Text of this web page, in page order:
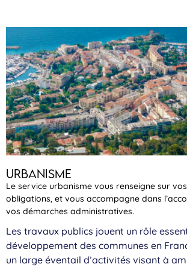
Urbanisme
Le service urbanisme vous renseigne sur
obligations, et vous accompagne dans
vos démarches administratives.
Les travaux publics jouent un rôle
développement des communes en
un large éventail d’activités visant à